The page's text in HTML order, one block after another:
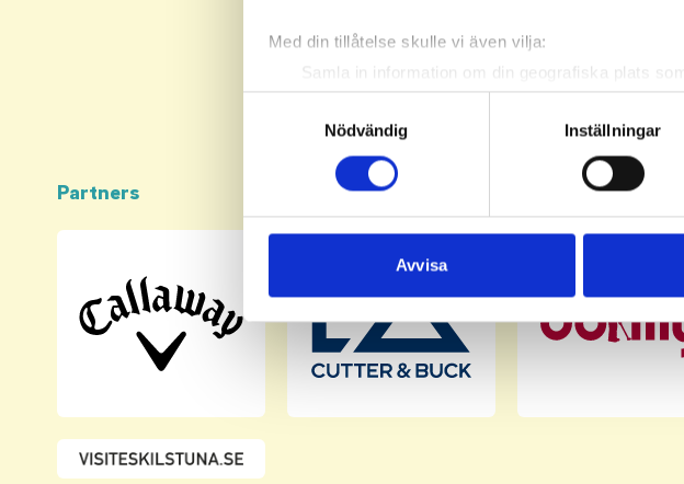
Med din tillåtelse skulle vi även vilja:
Samla in information om din geografiska plats
Identifiera din enhet genom att aktivt skanna
Ta reda på mer om hur dina personliga uppgifter
eller dra tillbaka ditt samtycke när som helst från
sociala medier och analysera vår trafik. Vi
till de sociala medier och annons- och analysföretag
Nödvändig
Inställningar
Avvisa
Partners